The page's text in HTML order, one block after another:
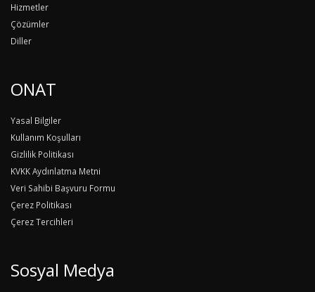
Hizmetler
Çözümler
Diller
ONAT
Yasal Bilgiler
Kullanım Koşulları
Gizlilik Politikası
KVKK Aydınlatma Metni
Veri Sahibi Başvuru Formu
Çerez Politikası
Çerez Tercihleri
Sosyal Medya